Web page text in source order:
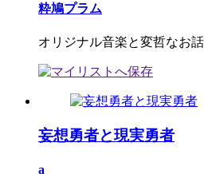
粋鳩プラム
オリジナル音楽と変哲なお
妄想勇者と現実勇者
a